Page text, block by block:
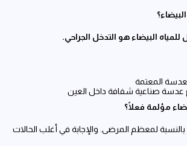
للمياه البيضاء هو التدخل الجراحي.
المعتمة
عدسة صناعية شفافة داخل العين
مؤلمة فعلًا؟
لمعظم المرضى. والإجابة في أغلب الحالات